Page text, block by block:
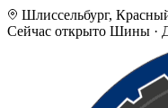
Шлиссельбург,
Сейчас открыто Шины ·